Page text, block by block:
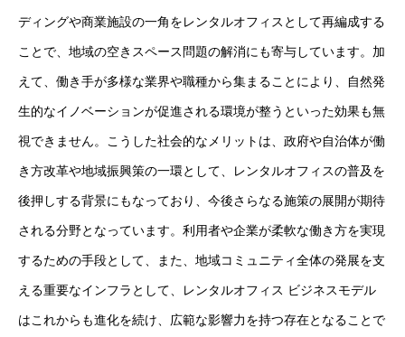
ディングや商業施設の一角をレンタルオフィスとして再編成する
ことで、地域の空きスペース問題の解消にも寄与しています。加
えて、働き手が多様な業界や職種から集まることにより、自然発
生的なイノベーションが促進される環境が整うといった効果も無
視できません。こうした社会的なメリットは、政府や自治体が働
き方改革や地域振興策の一環として、レンタルオフィスの普及を
後押しする背景にもなっており、今後さらなる施策の展開が期待
される分野となっています。利用者や企業が柔軟な働き方を実現
するための手段として、また、地域コミュニティ全体の発展を支
える重要なインフラとして、レンタルオフィス ビジネスモデル
はこれからも進化を続け、広範な影響力を持つ存在となることで